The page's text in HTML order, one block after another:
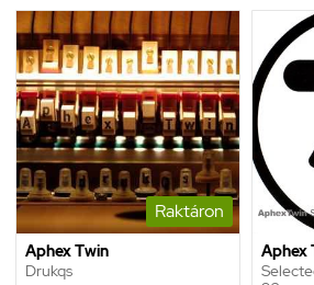
Raktáron
Aphex Twin
Drukqs
Aphex